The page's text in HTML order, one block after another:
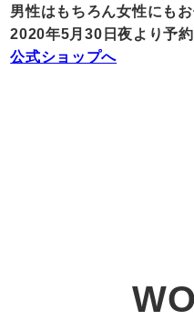
男性はもちろん女性にもお
2020年5月30日夜より予約
公式ショップへ